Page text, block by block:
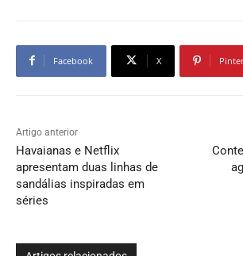
Facebook X
Artigo anterior
Havaianas e Netflix
apresentam duas linhas de
sandálias inspiradas em
séries